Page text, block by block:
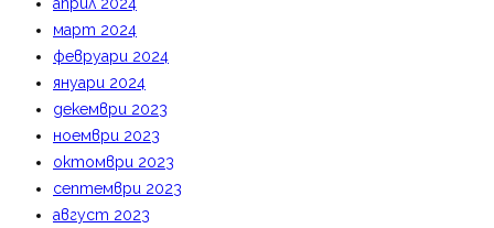
март 2024
февруари 2024
януари 2024
декември 2023
ноември 2023
октомври 2023
септември 2023
август 2023